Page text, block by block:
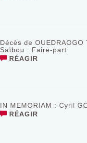
Décès de OUEDRAOGO
Saïbou : Faire-part
RÉAGIR
IN MEMORIAM : Cyril
RÉAGIR